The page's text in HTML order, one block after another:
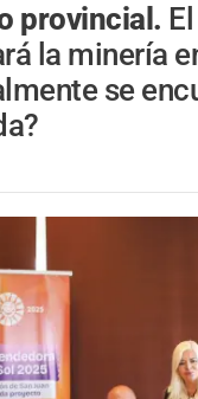
provincial.
la minería
se